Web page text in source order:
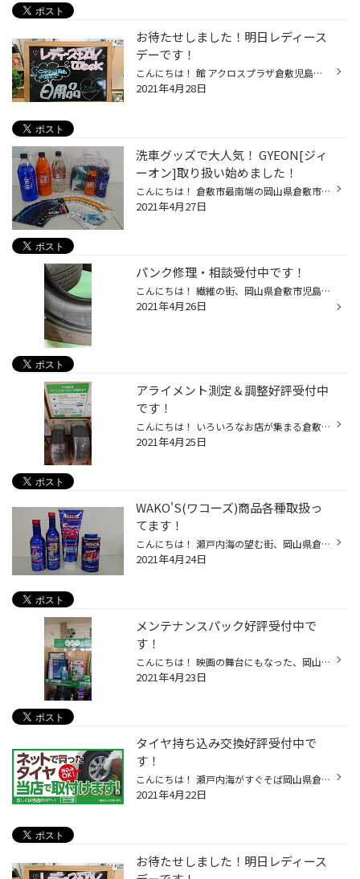
お待たせしました！明日レディース
デーです！
こんにちは！ 館 アクロスプラザ倉敷児島店スタッフのスマスです！ いつも当店をご利用いただきありがとうございます！ 明日の木曜日は～・・・。 好評頂いている一週間に一度の女性の方にお得がいっぱいレディースデー開催します！ レディースデーではなんと！！エンジンオイルや バッテリーやエア...
2021年4月28日
洗車グッズで大人気！ GYEON[ジィ
ーオン]取り扱い始めました！
こんにちは！ 倉敷市最南端の岡山県倉敷市児島にある、タイヤ館 アクロスプラザ倉敷児島店スタッフのスマスです！ いつも当店のWebページをご覧いただきありがとうございます！ 児島は瀬戸内海のすぐそばの街でよく晴れた日にはお隣の香川県がはっきり見えますよ！ 本日はタイヤ館児島店に新商品が...
2021年4月27日
パンク修理・相談受付中です！
こんにちは！ 繊維の街、岡山県倉敷市児島にあるタイヤ館 アクロスプラザ倉敷児島店スタッフのスマスです！ 児島はジーンズや制服などで有名です(^-^) ジーンズストリートなど見所がいくつもありますので是非児島にお越しください！ さて、本日はパンクについてお伝えしようと思います！ 皆様はタイ...
2021年4月26日
アライメント測定＆調整好評受付中
です！
こんにちは！ いろいろなお店が集まる倉敷市児島のアクロスプラザ内にあるタイヤ館 アクロスプラザ倉敷児島店スタッフのスマスです！ 当店のWebページをご覧いただきありがとうございます！ タイヤ館はアクロスプラザ内の8番らーめんさんのお隣です！お腹がすく時間帯にお隣からとてもいい匂いが・...
2021年4月25日
WAKO'S(ワコーズ)商品各種取扱っ
てます！
こんにちは！ 瀬戸内海の望む街、岡山県倉敷市児島にあるタイヤ館 アクロスプラザ倉敷児島店 スタッフのスマスです！ いつも当店のWebページをご覧頂きありがとうございます！ さて本日はお車のエンジン性能を向上させるWAKO'S(ワコーズ)の商品のご紹介です！ ガソリンに混ぜるだけでエンジン内を綺...
2021年4月24日
メンテナンスパック好評受付中で
す！
こんにちは！ 映画の舞台にもなった、岡山県倉敷市児島にある タイヤ館 アクロスプラザ倉敷児島店スタッフのスマスです！ いつも当店のWebページをご覧いただきありがとうございます！ 最近で有名な映画だと、アニメ映画[ねむり姫]です(*^^*) ヒロイン役の声優をされた高畑充希さんの岡山弁や、児島...
2021年4月23日
タイヤ持ち込み交換好評受付中で
す！
こんにちは！ 瀬戸内海がすぐそば岡山県倉敷市児島にあるタイヤ館 アクロスプラザ倉敷児島店スタッフのスマスです！ いつも当店のWebページをご覧頂きありがとうございます！ 児島はジーンズが有名です！バスや路面電車のシートにジーンズ生地が使われた車輌もありますよ！ さて皆様、最近インター...
2021年4月22日
お待たせしました！明日レディース